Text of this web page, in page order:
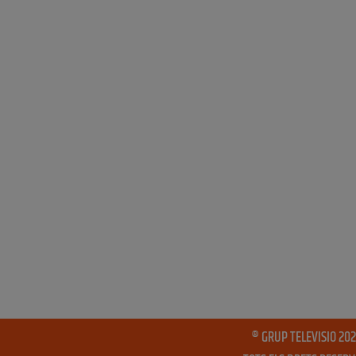
® GRUP TELEVISIO